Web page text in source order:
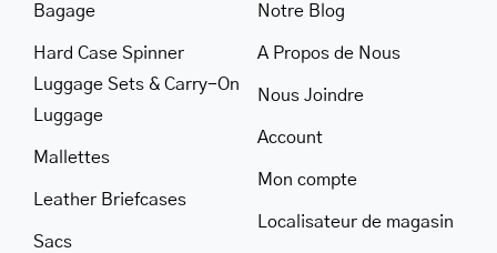
Bagage
Hard Case Spinner
Luggage Sets & Carry-On
Luggage
Mallettes
Leather Briefcases
Sacs
Notre Blog
A Propos de Nous
Nous Joindre
Account
Mon compte
Localisateur de magasin